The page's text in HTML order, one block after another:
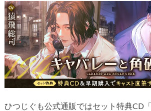
ひつじぐも公式通販ではセット特典CD